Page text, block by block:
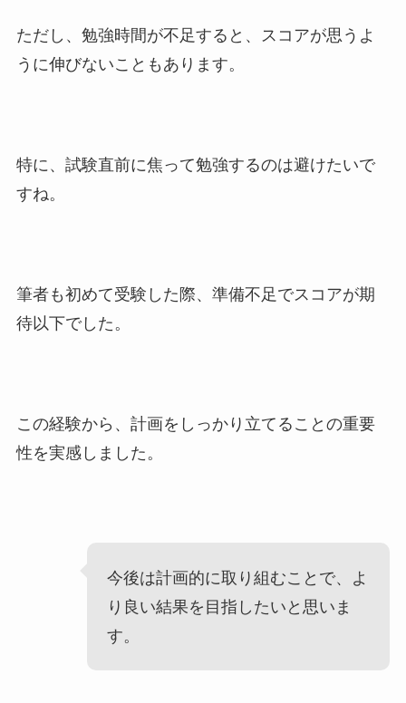
ただし、勉強時間が不足すると、スコアが思うよ
うに伸びないこともあります。
特に、試験直前に焦って勉強するのは避けたいで
すね。
筆者も初めて受験した際、準備不足でスコアが期
待以下でした。
この経験から、計画をしっかり立てることの重要
性を実感しました。
今後は計画的に取り組むことで、よ
り良い結果を目指したいと思いま
す。